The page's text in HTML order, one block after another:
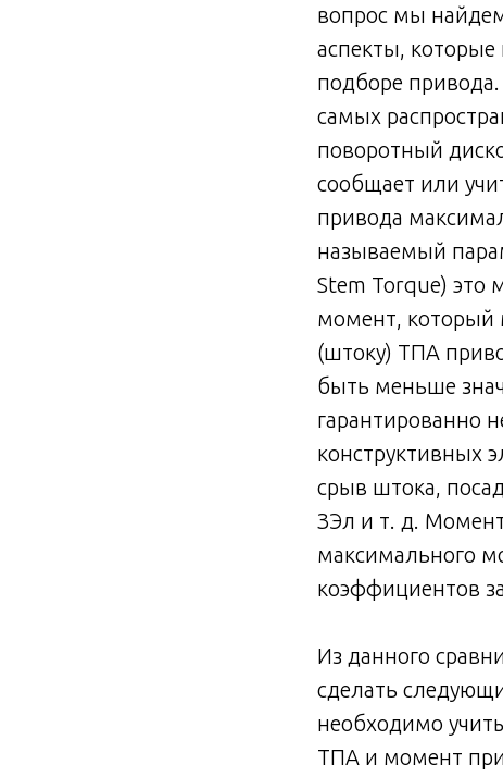
вопрос мы
аспекты,
подборе
самых
поворотный
сообщает или
привода
называемый
Stem Torque) это
момент, который
(штоку) ТПА
быть меньше
гарантированно
конструктивных
срыв штока,
ЗЭл и т. д.
максимального
коэффициентов
Из данного
сделать
необходимо
ТПА и момент